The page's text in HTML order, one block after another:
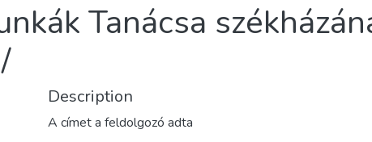
Tanácsa
Description
A címet a feldolgozó adta